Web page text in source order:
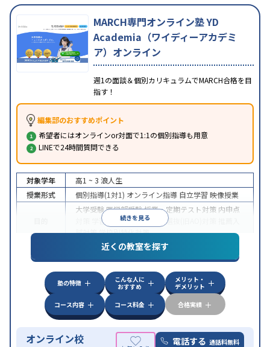
MARCH専門オンライン塾 YD
Academia（ワイディーアカデミ
ア）オンライン
週1の面談＆個別カリキュラムでMARCH合格を目
指す！
編集部のおすすめポイント
希望者にはオンラインor対面で1:1の個別指導も用意
LINEで24時間質問できる
続きを見る
対象学年 高1 ~ 3 浪人生
授業形式
個別指導(1対1) オンライン指導 自立学習 映像授業
大学受験医学部受験授業・定期テスト対策 内申点
学習習慣の定着 総合型選抜(旧AO)対策
試対策学校別特化対策
特徴
中高一貫校生に対応授業の振替可能
学習にPC・タブレットを利用オンライン対応1
科目から受講可能
近くの教室を探す
塾の特徴
こんな人に
おすすめ
メリット・
デメリット
コース内容
コース料金 合格実績
オンライン校 電話する 通話料無料